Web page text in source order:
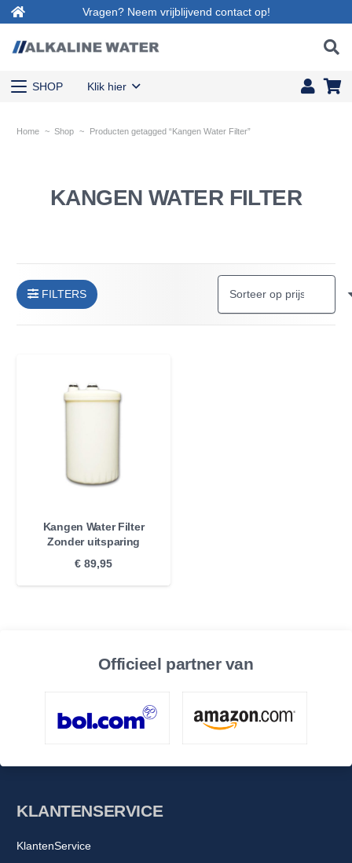
Vragen? Neem vrijblijvend contact op!
SHOP Klik hier
Home ~ Shop ~ Producten getagged “Kangen Water Filter”
KANGEN WATER FILTER
FILTERS
Kangen Water Filter
Zonder uitsparing
€ 89,95
Officieel partner van
KLANTENSERVICE
KlantenService